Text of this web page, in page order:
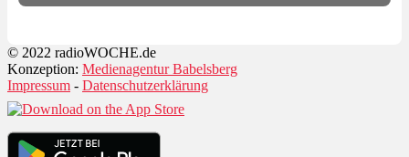
© 2022 radioWOCHE.de
Konzeption: Medienagentur Babelsberg
Impressum - Datenschutzerklärung